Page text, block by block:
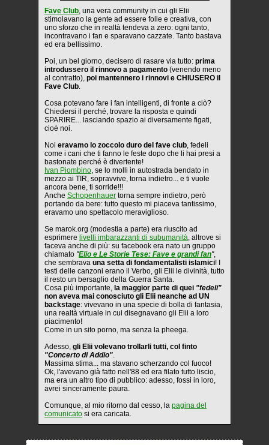
Fave Club, una vera community in cui gli Elii
stimolavano la gente ad essere folle e creativa, con
uno sforzo che in realtà tendeva a zero: ogni tanto,
incontravano i fan e sparavano cazzate. Tanto bastava
ed era bellissimo.
Poi, un bel giorno, decisero di rasare via tutto: prima
introdussero il rinnovo a pagamento (venendo meno
al contratto), poi mantennero i rinnovi e CHIUSERO il
Fave Club.
Cosa potevano fare i fan intelligenti, di fronte a ciò?
Chiedersi il perché, trovare la risposta e quindi
SPARIRE... lasciando spazio ai diversamente figati,
cioè noi.
Noi eravamo lo zoccolo duro del fave club, fedeli
come i cani che ti fanno le feste dopo che li hai presi a
bastonate perché è divertente!
Ivan Piombino, se lo molli in autostrada bendato in
mezzo ai TIR, sopravvive, torna indietro... e ti vuole
ancora bene, ti sorride!!!
Anche Schopenhauer torna sempre indietro, però
portando da bere: tutto questo mi piaceva tantissimo,
eravamo uno spettacolo meraviglioso.
Se marok.org (modestia a parte) era riuscito ad
esprimere livelli imbarazzanti di subumanità, altrove si
faceva anche di più: su facebook era nato un gruppo
chiamato "Elio e Le Storie Tese: Fave e grandi fan",
che sembrava una setta di fondamentalisti islamici! I
testi delle canzoni erano il Verbo, gli Elii le divinità, tutto
il resto un bersaglio della Guerra Santa.
Cosa più importante, la maggior parte di quei "fedeli"
non aveva mai conosciuto gli Elii neanche ad UN
backstage: vivevano in una specie di bolla di fantasia,
una realtà virtuale in cui disegnavano gli Elii a loro
piacimento!
Come in un sito porno, ma senza la pheega.
Adesso, gli Elii volevano trollarli tutti, col finto
"Concerto di Addio".
Massima stima... ma stavano scherzando col fuoco!
Ok, l'avevano già fatto nell'88 ed era filato tutto liscio,
ma era un altro tipo di pubblico: adesso, fossi in loro,
avrei sinceramente paura.
Comunque, al mio ritorno dal cesso, la pagina del
comunicato si era caricata.